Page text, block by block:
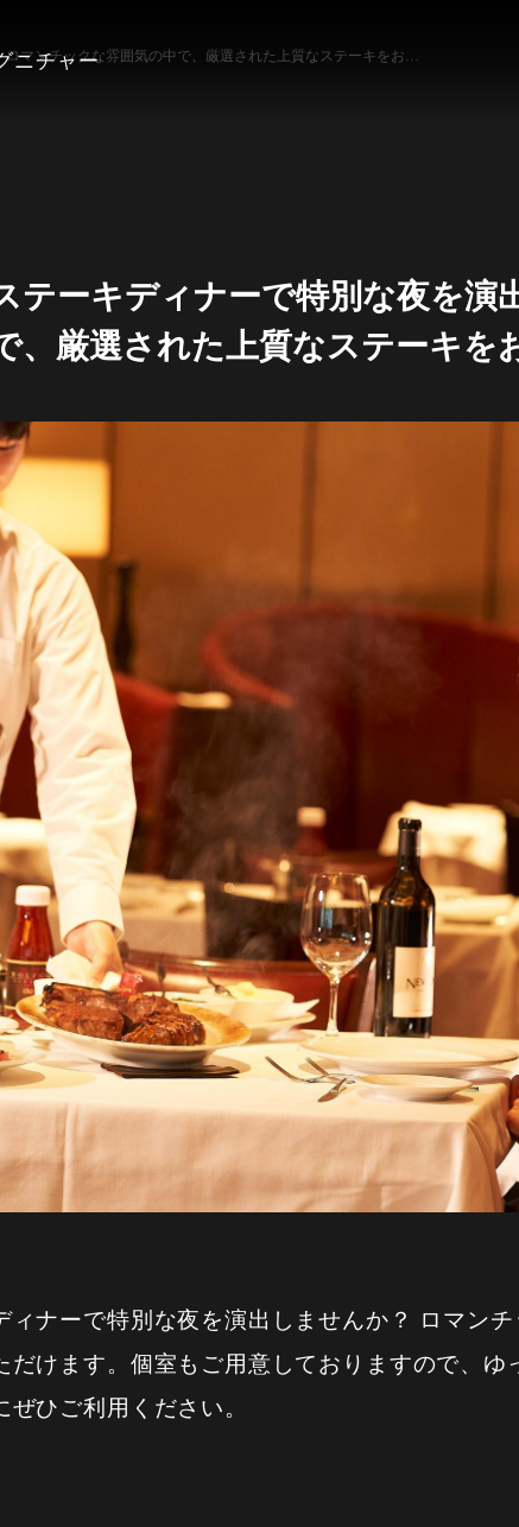
ニチャー
マンチックな雰囲気の中で、厳選された上質なステーキをお…
テーキディナーで特別な夜を演
、厳選された上質なステーキを
ィナーで特別な夜を演出しませんか？ ロマン
だけます。個室もご用意しておりますので、ゆ
ひご利用ください。